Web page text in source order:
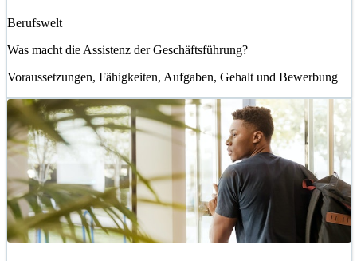
Berufswelt
Was macht die Assistenz der Geschäftsführung?
Voraussetzungen, Fähigkeiten, Aufgaben, Gehalt und Bewerbung